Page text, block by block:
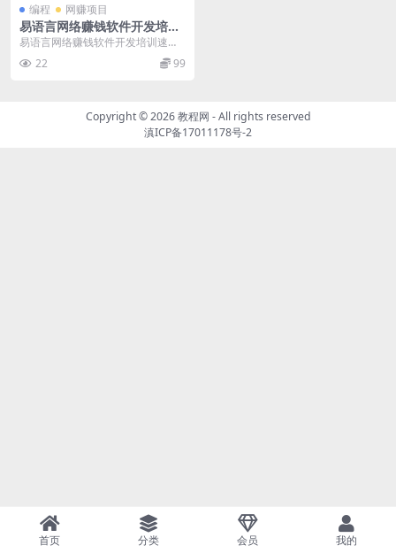
编程 网赚项目
易语言网络赚钱软件开发培训
速成班
易语言网络赚钱软件开发培训速成
班教程 5天学会使用易语言自制网
赚工具（共5集）....
22 99
Copyright ©2026教程网 - All rights reserved
滇ICP备17011178号-2
首页 分类 会员 我的